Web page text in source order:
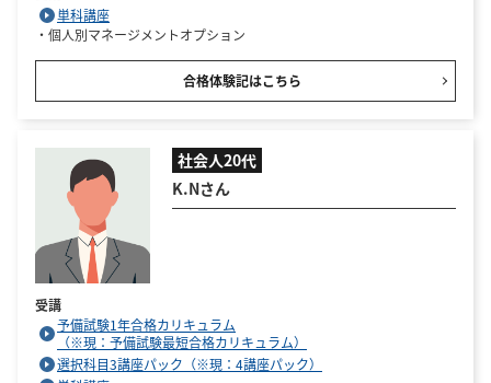
単科講座
・個人別マネージメントオプション
合格体験記はこちら
社会人20代
K.Nさん
受講
予備試験1年合格カリキュラム
（※現：予備試験最短合格カリキュラム）
選択科目3講座パック（※現：4講座パック）